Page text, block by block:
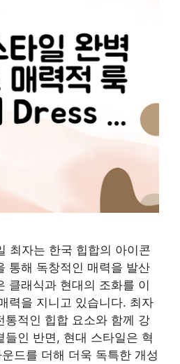
최자는 한국 힙합의 아이콘
통해 독창적인 매력을 발산
클래식과 현대의 조화를 이
력을 지니고 있습니다. 최자
통적인 힙합 요소와 함께 강
들인 반면, 현대 스타일은 혁
드를 더해 더욱 독특한 개성